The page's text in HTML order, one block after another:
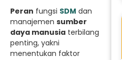
Peran fungsi SDM dan
manajemen sumber
daya manusia terbilang
penting, yakni
menentukan faktor